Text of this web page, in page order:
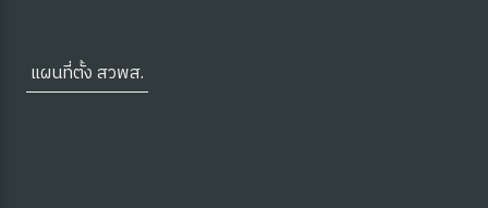
แผนที่ตั้ง สวพส.